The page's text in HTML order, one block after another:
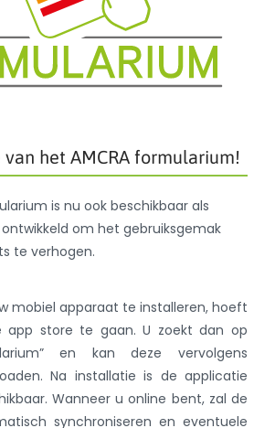
het AMCRA formularium!
is nu ook beschikbaar als
om het gebruiksgemak
te verhogen.
mobiel apparaat te installeren, hoeft
app store te gaan. U zoekt dan op
en kan deze vervolgens
Na installatie is de applicatie
Wanneer u online bent, zal de
synchroniseren en eventuele